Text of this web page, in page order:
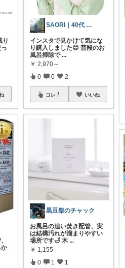
り
SAORI｜40代 私が選んだお気に入り
インスタで見かけて気にな
り購入しました😊 普段のお
風呂掃除で ...
￥ 2,970～
0 0 2
コレ いいね
黒豆柴のチャック
お風呂の追い焚き配管、実
は結構汚れが溜まりやすい
場所です🛁 木 ...
￥ 1,155
0 1 1